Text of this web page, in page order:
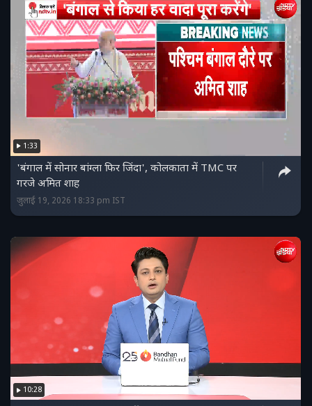
1:33
'बंगाल में सोनार बांग्‍ला फिर जिंदा', कोलकाता में TMC पर
गरजे अमित शाह
जुलाई 19, 2026 18:33 pm IST
10:28